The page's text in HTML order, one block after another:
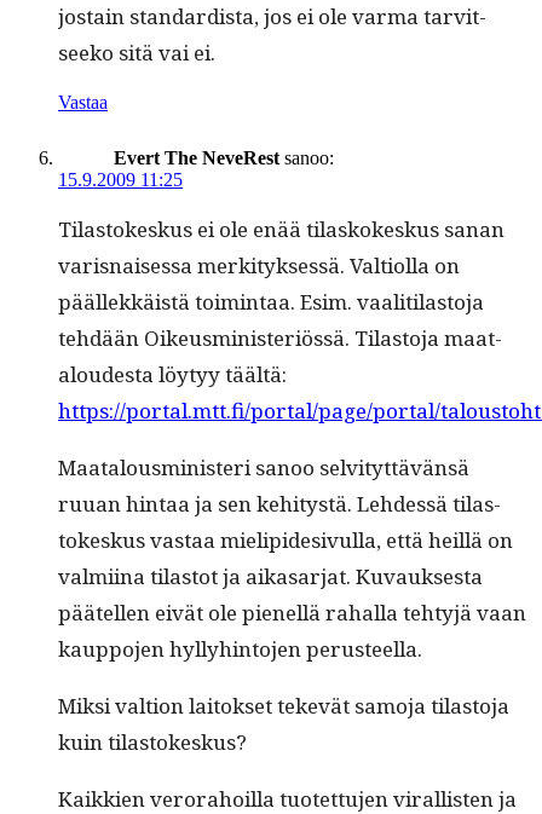
jostain stan­dard­ista, jos ei ole var­ma tarvit­
seeko sitä vai ei.
Vastaa
Evert The NeveRest sanoo:
15.9.2009 11:25
Tilas­tokeskus ei ole enää tilaskokeskus sanan
varis­naises­sa merk­i­tyk­sessä. Val­ti­ol­la on
päällekkäistä toim­intaa. Esim. vaal­i­ti­las­to­ja
tehdään Oikeusmin­is­ter­iössä. Tilas­to­ja maat­
aloud­es­ta löy­tyy täältä:
https://portal.mtt.fi/portal/page/portal/
Maat­alous­min­is­teri sanoo selvi­tyt­tävän­sä
ruuan hin­taa ja sen kehi­tys­tä. Lehdessä tilas­
tokeskus vas­taa mielipi­desivul­la, että heil­lä on
valmi­ina tilas­tot ja aikasar­jat. Kuvauk­ses­ta
päätellen eivät ole pienel­lä rahal­la tehtyjä vaan
kaup­po­jen hyl­ly­hin­to­jen perusteella.
Mik­si val­tion laitok­set tekevät samo­ja tilas­to­ja
kuin tilastokeskus?
Kaikkien verora­hoil­la tuotet­tu­jen viral­lis­ten ja